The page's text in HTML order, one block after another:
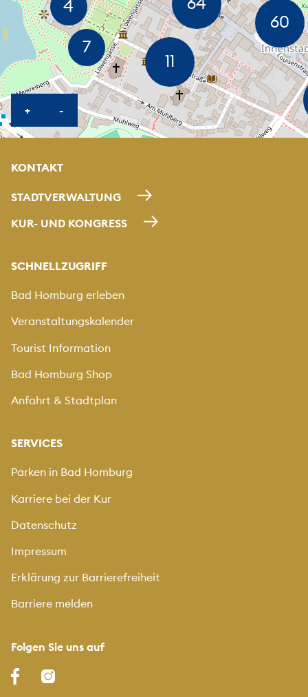
+KARTE HEREINZOOMEN
-KARTE HERAUSZOOMEN
KONTAKT
STADTVERWALTUNG
KUR- UND KONGRESS
SCHNELLZUGRIFF
Bad Homburg erleben
Veranstaltungskalender
Tourist Information
Bad Homburg Shop
Anfahrt & Stadtplan
SERVICES
Parken in Bad Homburg
Karriere bei der Kur
Datenschutz
Impressum
Erklärung zur Barrierefreiheit
Barriere melden
Folgen Sie uns auf